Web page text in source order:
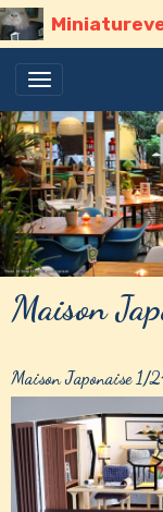
Maison
Maison Japonaise 1/